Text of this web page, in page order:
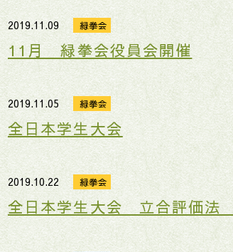
2019.11.09 緑拳会
11月 緑拳会役員会開催
2019.11.05 緑拳会
全日本学生大会
2019.10.22 緑拳会
全日本学生大会 立合評価法